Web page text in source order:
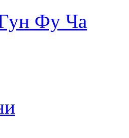
Фу Ча